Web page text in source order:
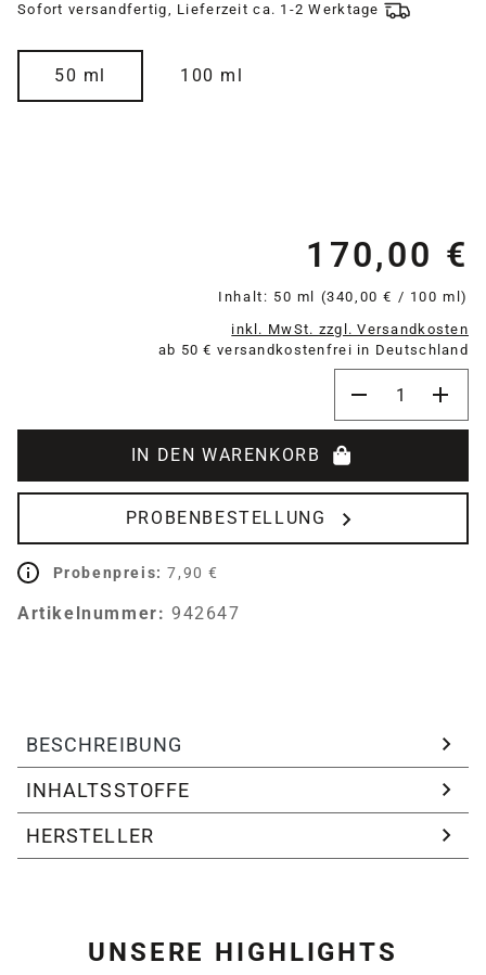
Sofort versandfertig, Lieferzeit ca. 1-2 Werktage
50 ml 100 ml
170,00 €
Inhalt: 50 ml (340,00 € / 100 ml)
inkl. MwSt. zzgl. Versandkosten
ab 50 € versandkostenfrei in Deutschland
IN DEN WARENKORB
PROBENBESTELLUNG
Probenpreis: 7,90 €
Artikelnummer: 942647
BESCHREIBUNG
INHALTSSTOFFE
HERSTELLER
UNSERE HIGHLIGHTS